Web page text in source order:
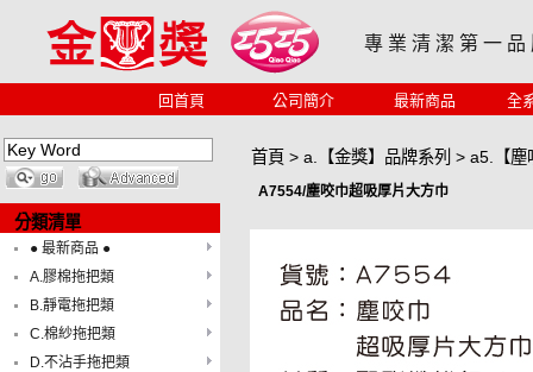
專 業 清 潔 第 一 品
回首頁 公司簡介 最新商品 全
分類清單
● 最新商品 ●
A.膠棉拖把類
B.靜電拖把類
C.棉紗拖把類
D.不沾手拖把類
首頁 > a.【金獎】品牌系列 > a5.【塵
A7554/塵咬巾超吸厚片大方巾